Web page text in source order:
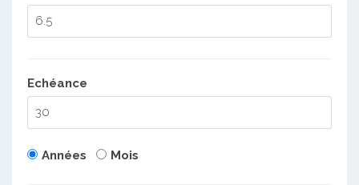
Echéance
Années Mois